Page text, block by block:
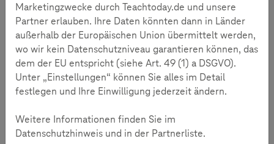
mit Tatendrang und Einfallsreichtum Medienkompetenz
fördern wollen.
Preisträger
Unsere Preisträger 2018
Unsere Preisträger 2017
Marketingzwecke durch Teachtoday.de und unsere
Partner erlauben. Ihre Daten könnten dann in Länder
außerhalb der Europäischen Union übermittelt werden,
wo wir kein Datenschutzniveau garantieren können, das
dem der EU entspricht (siehe Art. 49 (1) a DSGVO).
Unter „Einstellungen“ können Sie alles im Detail
festlegen und Ihre Einwilligung jederzeit ändern.
Weitere Informationen finden Sie im
Datenschutzhinweis und in der Partnerliste.